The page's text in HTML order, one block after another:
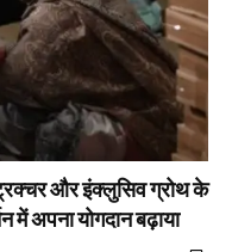
और इंक्लुसिव ग्रोथ के
में अपना योगदान बढ़ाया